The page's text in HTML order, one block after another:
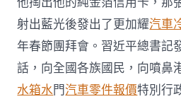
現
代
化
新
征
程
射出藍光後發出了更加耀汽車
年春節團拜會。習近平總書記
話，向全國各族國民，向噴鼻
水箱水門汽車零件報價特別行